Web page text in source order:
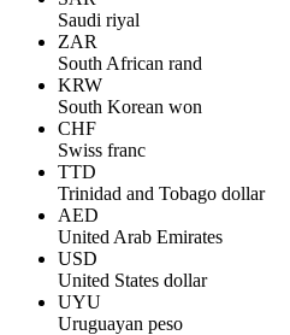
Saudi riyal
ZAR
South African rand
KRW
South Korean won
CHF
Swiss franc
TTD
Trinidad and Tobago dollar
AED
United Arab Emirates
USD
United States dollar
UYU
Uruguayan peso